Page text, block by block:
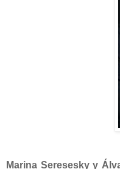
Marina Seresesky y